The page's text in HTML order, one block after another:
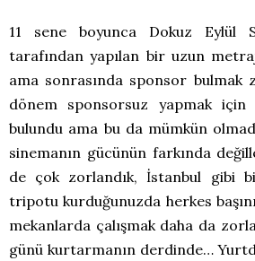
11 sene boyunca Dokuz Eylül
tarafından yapılan bir uzun
ama sonrasında sponsor bulmak
dönem sponsorsuz yapmak
bulundu ama bu da mümkün
sinemanın gücünün farkında
de çok zorlandık, İstanbul gibi
tripotu kurduğunuzda herkes
mekanlarda çalışmak daha da
günü kurtarmanın derdinde…